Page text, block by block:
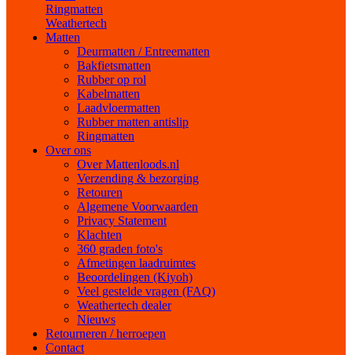
Ringmatten
Weathertech
Matten
Deurmatten / Entreematten
Bakfietsmatten
Rubber op rol
Kabelmatten
Laadvloermatten
Rubber matten antislip
Ringmatten
Over ons
Over Mattenloods.nl
Verzending & bezorging
Retouren
Algemene Voorwaarden
Privacy Statement
Klachten
360 graden foto's
Afmetingen laadruimtes
Beoordelingen (Kiyoh)
Veel gestelde vragen (FAQ)
Weathertech dealer
Nieuws
Retourneren / herroepen
Contact